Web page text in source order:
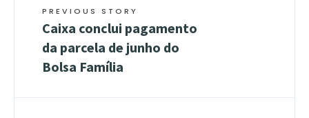
PREVIOUS STORY
Caixa conclui pagamento
da parcela de junho do
Bolsa Família